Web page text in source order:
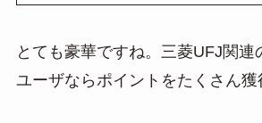
とても豪華ですね。三菱UFJ関連
ユーザならポイントをたくさん獲